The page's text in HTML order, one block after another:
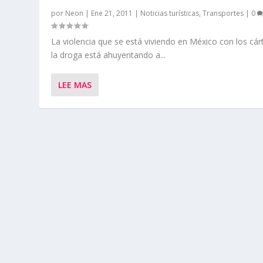
por Neon | Ene 21, 2011 | Noticias turísticas,Transportes | 0
La violencia que se está viviendo en México con los
la droga está ahuyentando a...
LEE MAS